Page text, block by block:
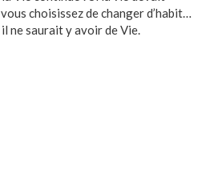
choisissez de changer d’habit…
ne saurait y avoir de Vie.